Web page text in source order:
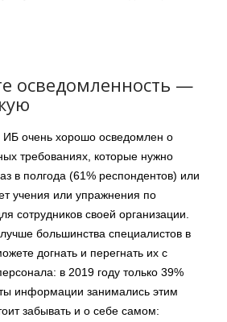
осведомленность —
ИБ очень хорошо осведомлен о
требованиях, которые нужно
в полгода (61% респондентов) или
учения или упражнения по
сотрудников своей организации.
большинства специалистов в
догнать и перегнать их с
в 2019 году только 39%
информации занимались этим
забывать и о себе самом: